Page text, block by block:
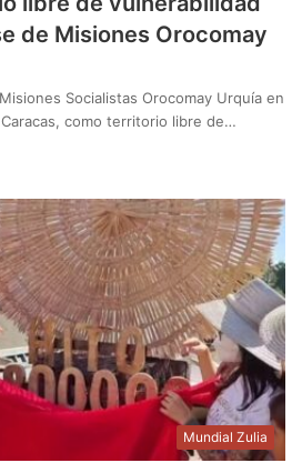
de Misiones Orocomay
Socialistas Orocomay Urquía en
como territorio libre de…
Mundial Zulia